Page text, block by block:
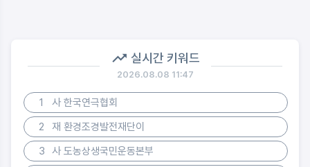
실시간 키워드
2026.08.08 11:47
1
사 한국연극협회
2
재 환경조경발전재단이
3
사 도농상생국민운동본부